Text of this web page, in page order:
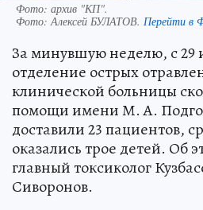
Фото: архив "КП".
Фото:Алексей БУЛАТОВ. Перейти в
За минувшую неделю, с 29
отделение острых
клинической больницы
помощи имени М. А.
доставили 23 пациентов,
оказались трое детей. Об
главный токсиколог
Сиворонов.